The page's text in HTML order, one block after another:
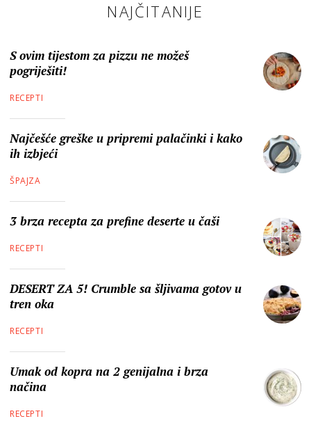
NAJČITANIJE
S ovim tijestom za pizzu ne možeš
pogriješiti!
RECEPTI
Najčešće greške u pripremi palačinki i kako
ih izbjeći
ŠPAJZA
3 brza recepta za prefine deserte u čaši
RECEPTI
DESERT ZA 5! Crumble sa šljivama gotov u
tren oka
RECEPTI
Umak od kopra na 2 genijalna i brza
načina
RECEPTI